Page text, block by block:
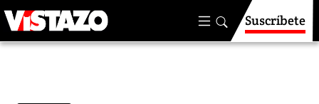
Suscríbete